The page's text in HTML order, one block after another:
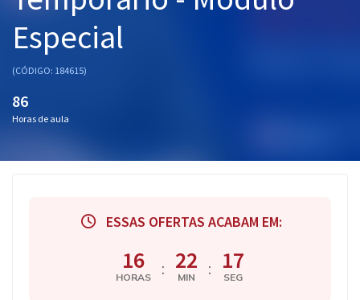
Especial
(CÓDIGO: 184615)
86
Horas de aula
ESSAS OFERTAS ACABAM EM:
16
HORAS : 22
MIN : 17
SEG